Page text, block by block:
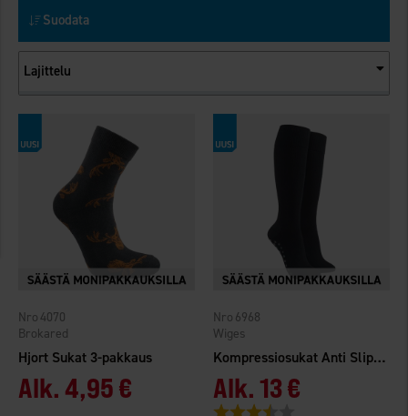
Suodata
Lajittelu
Hjort Sukat 3-pakkaus
Brokared
4070
Alk. 4,95 €
Kompressiosukat Anti Slip 18-22 mmHg
Wiges
6968
Alk. 13 €
Arvio: